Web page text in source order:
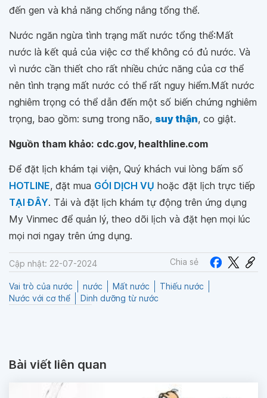
đến gen và khả năng chống nắng tổng thể.
Nước ngăn ngừa tình trạng mất nước tổng thể:Mất
nước là kết quả của việc cơ thể không có đủ nước. Và
vì nước cần thiết cho rất nhiều chức năng của cơ thể
nên tình trạng mất nước có thể rất nguy hiểm.Mất nước
nghiêm trọng có thể dẫn đến một số biến chứng nghiêm
trọng, bao gồm: sưng trong não, suy thận, co giật.
Nguồn tham khảo: cdc.gov, healthline.com
Để đặt lịch khám tại viện, Quý khách vui lòng bấm số
HOTLINE, đặt mua GÓI DỊCH VỤ hoặc đặt lịch trực tiếp
TẠI ĐÂY. Tải và đặt lịch khám tự động trên ứng dụng
My Vinmec để quản lý, theo dõi lịch và đặt hẹn mọi lúc
mọi nơi ngay trên ứng dụng.
Cập nhật: 22-07-2024 Chia sẻ
Vai trò của nước nước Mất nước
Thiếu nước
Nước với cơ thể
Dinh dưỡng từ nước
Bài viết liên quan